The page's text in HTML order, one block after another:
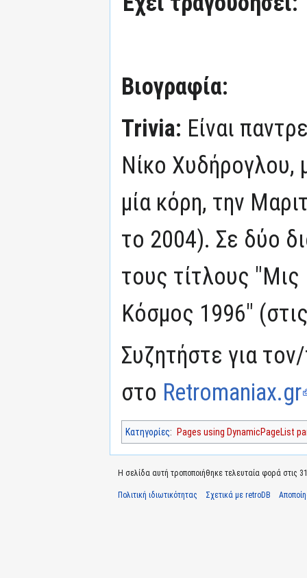
Βιογραφία:
Trivia: Είναι
Νίκο Χυδήρογλου,
μία κόρη, την
το 2004). Σε δύο
τους τίτλους
Κόσμος 1996"
Συζητήστε για
στο Retromaniax.gr
Κατηγορίες: Pages using DynamicPageList
Η σελίδα αυτή τροποποιήθηκε τελευταία φορά στις
Πολιτική ιδιωτικότητας Σχετικά με retroDB